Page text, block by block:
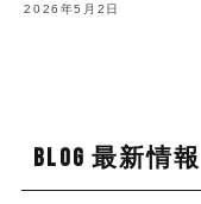
2026年5月2日
BLOG 最新情報